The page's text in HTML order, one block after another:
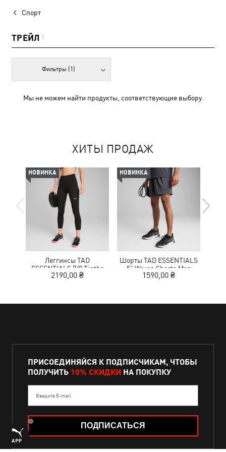
Спорт
ТРЕЙЛ 0
Фильтры (1)
Мы не можем найти продукты, соответствующие выбору.
ХИТЫ ПРОДАЖ
НОВИНКА
Леггинсы TAD
ESSENTIALS 7/8 Tigths
Women
2190,00 ₴
НОВИНКА
Шорты TAD ESSENTIALS
5" Woven Shorts Men
1590,00 ₴
ПРИСОЕДИНЯЙСЯ К ПОДПИСЧИКАМ, ЧТОБЫ
ПОЛУЧИТЬ 10% СКИДКИ НА ПОКУПКУ
Введите E-mail
ПОДПИСАТЬСЯ